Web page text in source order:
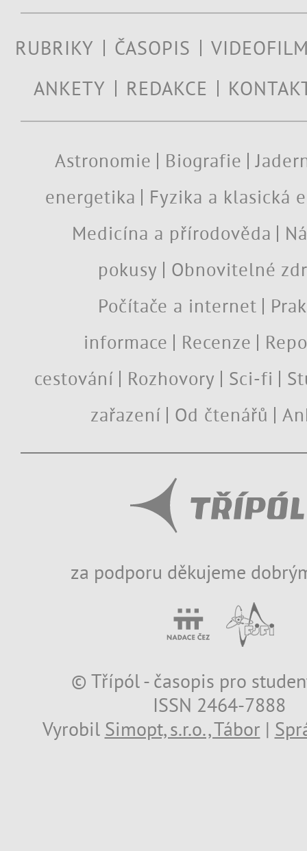
RUBRIKY ČASOPIS
ANKETY
REDAKCE
Astronomie Biografie
energetika
Fyzika a klasická
Medicína a přírodověda
pokusy
Obnovitelné
Počítače a internet
informace
Recenze
cestování
Rozhovory Sci-fi
zařazení
Od čtenářů
za podporu děkujeme
© Třípól - časopis pro
ISSN 2464-7888
Vyrobil Simopt, s.r.o., Tábor |